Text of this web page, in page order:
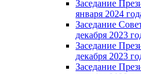
Заседание
января 2024
Заседание
декабря 2023
Заседание
декабря 2023
Заседание